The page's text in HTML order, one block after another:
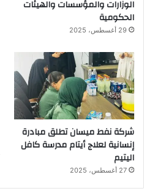
الوزارات والمؤسسات والهيئات
الحكومية
29 أغسطس، 2025
شركة نفط ميسان تطلق مبادرة
إنسانية لعلاج أيتام مدرسة كافل
اليتيم
27 أغسطس، 2025